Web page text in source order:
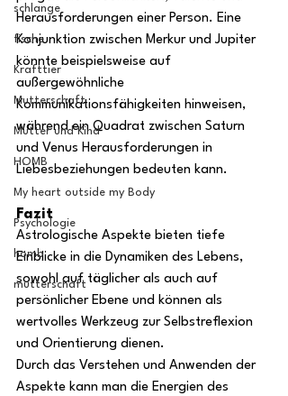
schlange
fische
Krafttier
Mutterschaft
Mutter und Kind
HOMB
My heart outside my Body
Psychologie
homb
mutterschaft
Herausforderungen einer Person. Eine
Konjunktion zwischen Merkur und Jupiter
könnte beispielsweise auf
außergewöhnliche
Kommunikationsfähigkeiten hinweisen,
während ein Quadrat zwischen Saturn
und Venus Herausforderungen in
Liebesbeziehungen bedeuten kann.
Fazit
Astrologische Aspekte bieten tiefe
Einblicke in die Dynamiken des Lebens,
sowohl auf täglicher als auch auf
persönlicher Ebene und können als
wertvolles Werkzeug zur Selbstreflexion
und Orientierung dienen.
Durch das Verstehen und Anwenden der
Aspekte kann man die Energien des